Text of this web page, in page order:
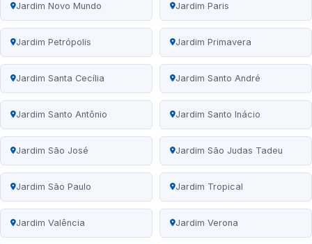
Jardim Novo Mundo Jardim Paris
Jardim Petrópolis Jardim Primavera
Jardim Santa Cecília Jardim Santo André
Jardim Santo Antônio Jardim Santo Inácio
Jardim São José Jardim São Judas Tadeu
Jardim São Paulo Jardim Tropical
Jardim Valência Jardim Verona